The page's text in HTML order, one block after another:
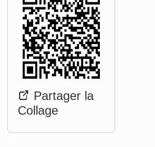
Partager la
Collage